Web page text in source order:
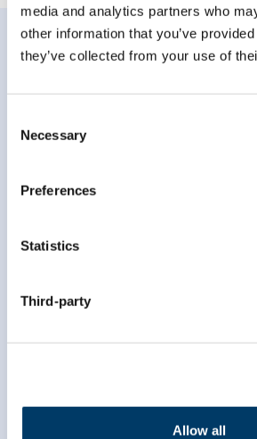
media and analytics partners who
other information that you’ve
they’ve collected from your use of
Selection
Necessary
Preferences
Statistics
Third-party
Allow all
Abonnez-vous à
Prénom